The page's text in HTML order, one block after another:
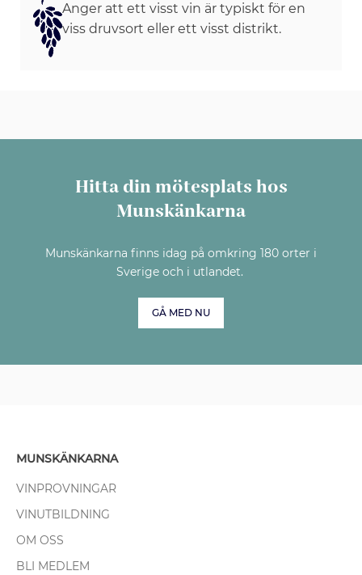
Anger att ett visst vin är typiskt för en
viss druvsort eller ett visst distrikt.
Hitta din mötesplats hos
Munskänkarna
Munskänkarna finns idag på omkring 180 orter i
Sverige och i utlandet.
GÅ MED NU
MUNSKÄNKARNA
VINPROVNINGAR
VINUTBILDNING
OM OSS
BLI MEDLEM